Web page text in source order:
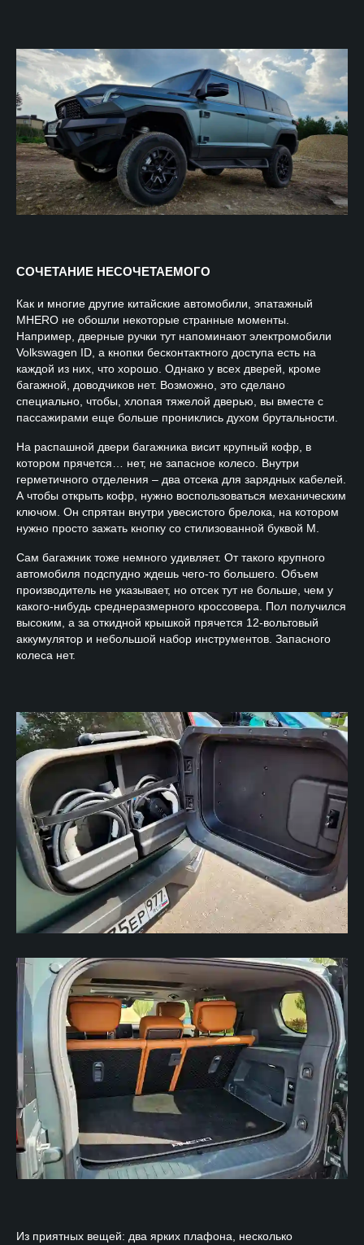
СОЧЕТАНИЕ НЕСОЧЕТАЕМОГО
Как и многие другие китайские автомобили, эпатажный
MHERO не обошли некоторые странные моменты.
Например, дверные ручки тут напоминают электромобили
Volkswagen ID, а кнопки бесконтактного доступа есть на
каждой из них, что хорошо. Однако у всех дверей, кроме
багажной, доводчиков нет. Возможно, это сделано
специально, чтобы, хлопая тяжелой дверью, вы вместе с
пассажирами еще больше прониклись духом брутальности.
На распашной двери багажника висит крупный кофр, в
котором прячется… нет, не запасное колесо. Внутри
герметичного отделения – два отсека для зарядных кабелей.
А чтобы открыть кофр, нужно воспользоваться механическим
ключом. Он спрятан внутри увесистого брелока, на котором
нужно просто зажать кнопку со стилизованной буквой M.
Сам багажник тоже немного удивляет. От такого крупного
автомобиля подспудно ждешь чего-то большего. Объем
производитель не указывает, но отсек тут не больше, чем у
какого-нибудь среднеразмерного кроссовера. Пол получился
высоким, а за откидной крышкой прячется 12-вольтовый
аккумулятор и небольшой набор инструментов. Запасного
колеса нет.
Из приятных вещей: два ярких плафона, несколько